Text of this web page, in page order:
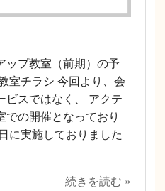
ップ教室（前期）の予
室チラシ 今回より、会
ビスではなく、 アクテ
での開催となっており
に実施しておりました
続きを読む »